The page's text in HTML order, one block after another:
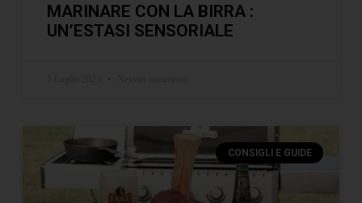
MARINARE CON LA BIRRA :
UN’ESTASI SENSORIALE
CONSIGLI E GUIDE